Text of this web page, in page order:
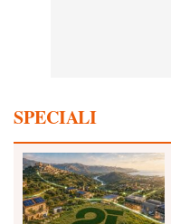
SPECIALI